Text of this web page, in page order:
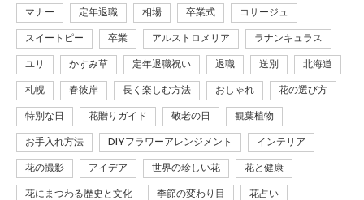
マナー 定年退職 相場 卒業式 コサージュ
スイートピー 卒業 アルストロメリア ラナンキュラス
ユリ かすみ草 定年退職祝い 退職 送別 北海道
札幌 春彼岸 長く楽しむ方法 おしゃれ 花の選び方
特別な日 花贈りガイド 敬老の日 観葉植物
お手入れ方法 DIYフラワーアレンジメント インテリア
花の撮影 アイデア 世界の珍しい花 花と健康
花にまつわる歴史と文化 季節の変わり目 花占い